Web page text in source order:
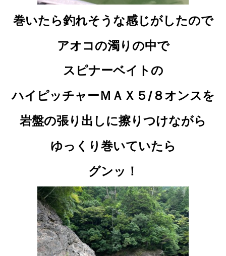
巻いたら釣れそうな感じがしたので
アオコの濁りの中で
スピナーベイトの
ハイピッチャーＭＡＸ５/８オンスを
岩盤の張り出しに擦りつけながら
ゆっくり巻いていたら
グンッ！